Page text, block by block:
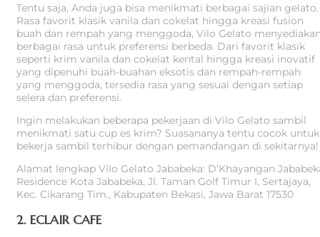
Tentu saja, Anda juga bisa menikmati berbagai sajian gelato.
Rasa favorit klasik vanila dan cokelat hingga kreasi fusion
buah dan rempah yang menggoda, Vilo Gelato
berbagai rasa untuk preferensi berbeda. Dari favorit klasik
seperti krim vanila dan cokelat kental hingga kreasi inovatif
yang dipenuhi buah-buahan eksotis dan rempah-rempah
yang menggoda, tersedia rasa yang sesuai dengan setiap
selera dan preferensi.
Ingin melakukan beberapa pekerjaan di Vilo Gelato sambil
menikmati satu cup es krim? Suasananya tentu cocok untuk
bekerja sambil terhibur dengan pemandangan di sekitarnya!
Alamat lengkap Vilo Gelato Jababeka: D’Khayangan
Residence Kota Jababeka, Jl. Taman Golf Timur I, Sertajaya,
Kec. Cikarang Tim., Kabupaten Bekasi, Jawa Barat 17530
2. ECLAIR CAFE